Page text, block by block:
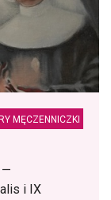
MĘCZENNICZKI
—
i IX